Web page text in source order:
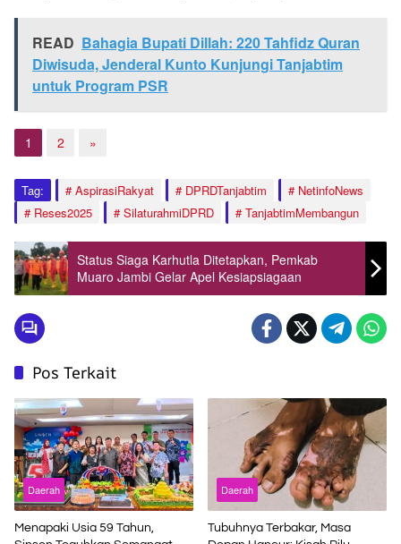
READ Bahagia Bupati Dillah: 220 Tahfidz Quran
Diwisuda, Jenderal Kunto Kunjungi Tanjabtim
untuk Program PSR
1 2 »
Tag: AspirasiRakyat DPRDTanjabtim
NetinfoNews
Reses2025
SilaturahmiDPRD TanjabtimMembangun
Status Siaga Karhutla Ditetapkan, Pemkab
Muaro Jambi Gelar Apel Kesiapsiagaan
Pos Terkait
Daerah
Menapaki Usia 59 Tahun,
Daerah
Tubuhnya Terbakar, Masa